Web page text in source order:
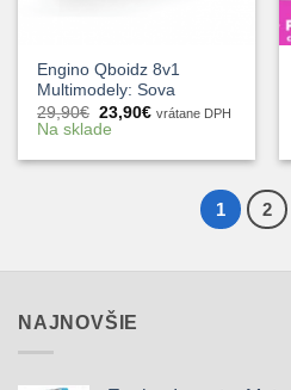
Engino Qboidz 8v1
Multimodely: Sova
29,90€ Pôvodná
cena
29,90€.
23,90€Aktuálna
23,90€.
vrátane DPH
Na sklade
1 2
NAJNOVŠIE